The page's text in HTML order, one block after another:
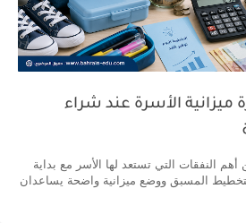
ميزانية الأسرة عند شراء
النفقات التي تستعد لها الأسر مع بداية
المسبق ووضع ميزانية واضحة يساعدان